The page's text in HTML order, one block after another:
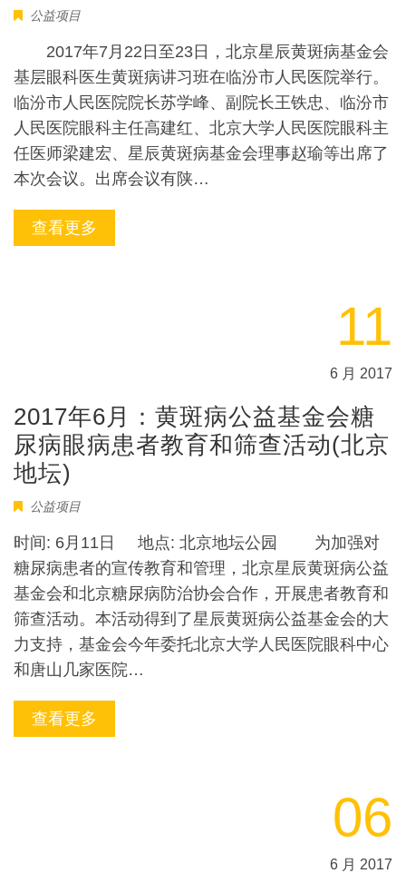
公益项目
2017年7月22日至23日，北京星辰黄斑病基金会
基层眼科医生黄斑病讲习班在临汾市人民医院举行。
临汾市人民医院院长苏学峰、副院长王铁忠、临汾市
人民医院眼科主任高建红、北京大学人民医院眼科主
任医师梁建宏、星辰黄斑病基金会理事赵瑜等出席了
本次会议。出席会议有陕…
查看更多
11
6 月 2017
2017年6月：黄斑病公益基金会糖
尿病眼病患者教育和筛查活动(北京
地坛)
公益项目
时间: 6月11日 地点: 北京地坛公园 为加强对
糖尿病患者的宣传教育和管理，北京星辰黄斑病公益
基金会和北京糖尿病防治协会合作，开展患者教育和
筛查活动。本活动得到了星辰黄斑病公益基金会的大
力支持，基金会今年委托北京大学人民医院眼科中心
和唐山几家医院…
查看更多
06
6 月 2017